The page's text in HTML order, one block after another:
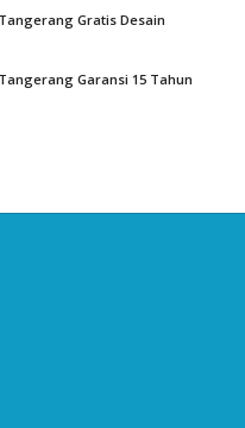
Gratis Desain
Garansi 15 Tahun